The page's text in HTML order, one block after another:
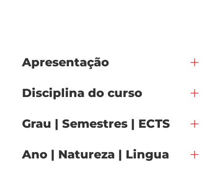
Apresentação
Disciplina do curso
Grau | Semestres | ECTS
Ano | Natureza | Lingua